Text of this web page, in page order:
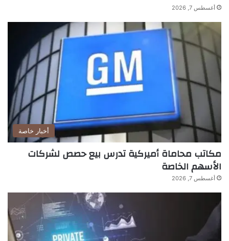
أغسطس 7, 2026
أخبار خاصة
مكاتب محاماة أميركية تدرس بيع حصص لشركات
الأسهم الخاصة
أغسطس 7, 2026